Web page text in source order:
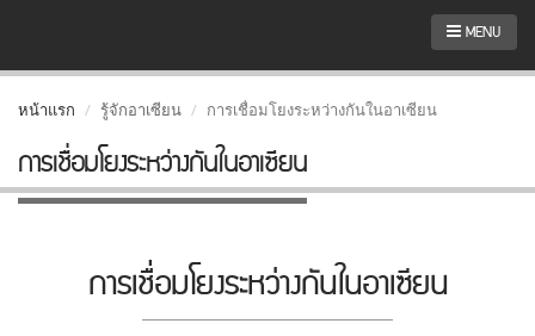
MENU
หน้าแรก รู้จักอาเซียน การเชื่อมโยงระหว่างกันในอาเซียน
การเชื่อมโยงระหว่างกันในอาเซียน
การเชื่อมโยงระหว่างกันในอาเซียน